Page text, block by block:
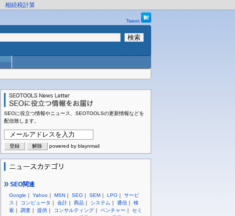
相続税計算
Tweet
SEOに役立つ情報やニュース、SEOTOOLSの更新情報などを
配信致します。
powered by blaynmail
SEO関連
Google ｜ Yahoo ｜ MSN ｜ SEO ｜ SEM ｜ LPO ｜ サービ
ス ｜ コンピュータ ｜ 会計 ｜ 商品 ｜ システム ｜ 通信 ｜ 検
索 ｜ 調査 ｜ 提供 ｜ コンサルティング ｜ ベンチャー ｜ セミ